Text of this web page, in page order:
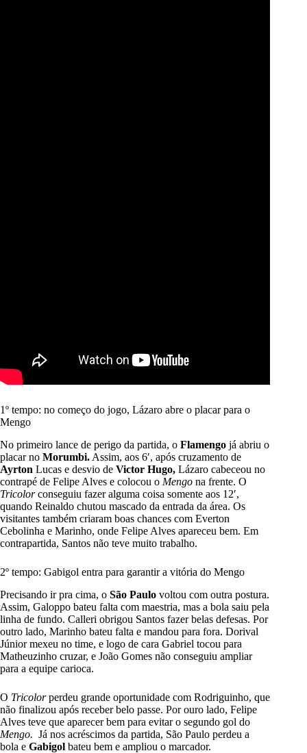
1º tempo: no começo do jogo, Lázaro abre o placar para o
Mengo
No primeiro lance de perigo da partida, o Flamengo já abriu o
placar no Morumbi. Assim, aos 6′, após cruzamento de
Ayrton Lucas e desvio de Victor Hugo, Lázaro cabeceou no
contrapé de Felipe Alves e colocou o Mengo na frente. O
Tricolorconseguiu fazer alguma coisa somente aos 12′,
quando Reinaldo chutou mascado da entrada da área. Os
visitantes também criaram boas chances com Everton
Cebolinha e Marinho, onde Felipe Alves apareceu bem. Em
contrapartida, Santos não teve muito trabalho.
2º tempo: Gabigol entra para garantir a vitória do Mengo
Precisando ir pra cima, o São Paulo voltou com outra postura.
Assim, Galoppo bateu falta com maestria, mas a bola saiu pela
linha de fundo. Calleri obrigou Santos fazer belas defesas. Por
outro lado, Marinho bateu falta e mandou para fora. Dorival
Júnior mexeu no time, e logo de cara Gabriel tocou para
Matheuzinho cruzar, e João Gomes não conseguiu ampliar
para a equipe carioca.
O Tricolorperdeu grande oportunidade com Rodriguinho, que
não finalizou após receber belo passe. Por ouro lado, Felipe
Alves teve que aparecer bem para evitar o segundo gol do
Mengo. Já nos acréscimos da partida, São Paulo perdeu a
bola e Gabigol bateu bem e ampliou o marcador.